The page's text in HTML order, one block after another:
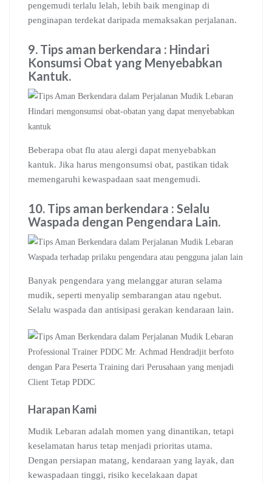
pengemudi terlalu lelah, lebih baik menginap di
penginapan terdekat daripada memaksakan perjalanan.
9. Tips aman berkendara : Hindari
Konsumsi Obat yang Menyebabkan
Kantuk.
Hindari mengonsumsi obat-obatan yang dapat menyebabkan
kantuk
Beberapa obat flu atau alergi dapat menyebabkan
kantuk. Jika harus mengonsumsi obat, pastikan tidak
memengaruhi kewaspadaan saat mengemudi.
10. Tips aman berkendara : Selalu
Waspada dengan Pengendara Lain.
Waspada terhadap prilaku pengendara atau pengguna jalan lain
Banyak pengendara yang melanggar aturan selama
mudik, seperti menyalip sembarangan atau ngebut.
Selalu waspada dan antisipasi gerakan kendaraan lain.
Professional Trainer PDDC Mr. Achmad Hendradjit berfoto
dengan Para Peserta Training dari Perusahaan yang menjadi
Client Tetap PDDC
Harapan Kami
Mudik Lebaran adalah momen yang dinantikan, tetapi
keselamatan harus tetap menjadi prioritas utama.
Dengan persiapan matang, kendaraan yang layak, dan
kewaspadaan tinggi, risiko kecelakaan dapat